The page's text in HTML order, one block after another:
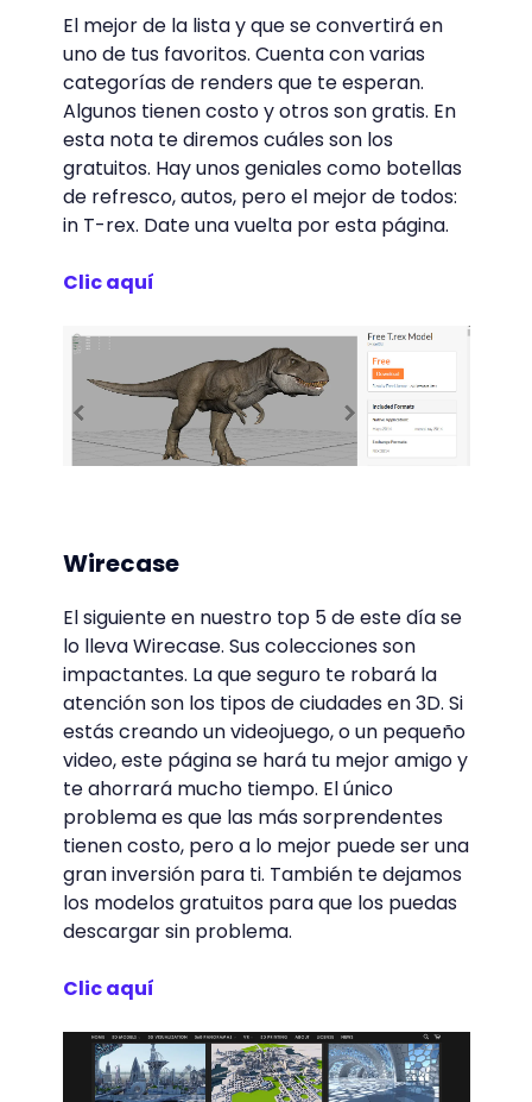
El mejor de la lista y que se convertirá en
uno de tus favoritos. Cuenta con varias
categorías de renders que te esperan.
Algunos tienen costo y otros son gratis. En
esta nota te diremos cuáles son los
gratuitos. Hay unos geniales como botellas
de refresco, autos, pero el mejor de todos:
in T-rex. Date una vuelta por esta página.
Clic aquí
Wirecase
El siguiente en nuestro top 5 de este día se
lo lleva Wirecase. Sus colecciones son
impactantes. La que seguro te robará la
atención son los tipos de ciudades en 3D. Si
estás creando un videojuego, o un pequeño
video, este página se hará tu mejor amigo y
te ahorrará mucho tiempo. El único
problema es que las más sorprendentes
tienen costo, pero a lo mejor puede ser una
gran inversión para ti. También te dejamos
los modelos gratuitos para que los puedas
descargar sin problema.
Clic aquí